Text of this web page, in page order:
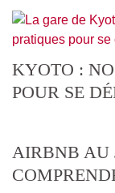
KYOTO :
POUR SE
AIRBNB AU